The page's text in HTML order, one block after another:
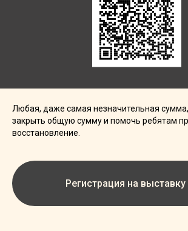
Любая, даже самая незначительная
закрыть общую сумму и помочь ребятам
восстановление.
Регистрация на выставку